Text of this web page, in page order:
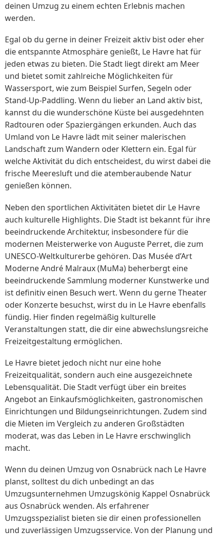
deinen Umzug zu einem echten Erlebnis machen
werden.
Egal ob du gerne in deiner Freizeit aktiv bist oder eher
die entspannte Atmosphäre genießt, Le Havre hat für
jeden etwas zu bieten. Die Stadt liegt direkt am Meer
und bietet somit zahlreiche Möglichkeiten für
Wassersport, wie zum Beispiel Surfen, Segeln oder
Stand-Up-Paddling. Wenn du lieber an Land aktiv bist,
kannst du die wunderschöne Küste bei ausgedehnten
Radtouren oder Spaziergängen erkunden. Auch das
Umland von Le Havre lädt mit seiner malerischen
Landschaft zum Wandern oder Klettern ein. Egal für
welche Aktivität du dich entscheidest, du wirst dabei die
frische Meeresluft und die atemberaubende Natur
genießen können.
Neben den sportlichen Aktivitäten bietet dir Le Havre
auch kulturelle Highlights. Die Stadt ist bekannt für ihre
beeindruckende Architektur, insbesondere für die
modernen Meisterwerke von Auguste Perret, die zum
UNESCO-Weltkulturerbe gehören. Das Musée d’Art
Moderne André Malraux (MuMa) beherbergt eine
beeindruckende Sammlung moderner Kunstwerke und
ist definitiv einen Besuch wert. Wenn du gerne Theater
oder Konzerte besuchst, wirst du in Le Havre ebenfalls
fündig. Hier finden regelmäßig kulturelle
Veranstaltungen statt, die dir eine abwechslungsreiche
Freizeitgestaltung ermöglichen.
Le Havre bietet jedoch nicht nur eine hohe
Freizeitqualität, sondern auch eine ausgezeichnete
Lebensqualität. Die Stadt verfügt über ein breites
Angebot an Einkaufsmöglichkeiten, gastronomischen
Einrichtungen und Bildungseinrichtungen. Zudem sind
die Mieten im Vergleich zu anderen Großstädten
moderat, was das Leben in Le Havre erschwinglich
macht.
Wenn du deinen Umzug von Osnabrück nach Le Havre
planst, solltest du dich unbedingt an das
Umzugsunternehmen Umzugskönig Kappel Osnabrück
aus Osnabrück wenden. Als erfahrener
Umzugsspezialist bieten sie dir einen professionellen
und zuverlässigen Umzugsservice. Von der Planung und